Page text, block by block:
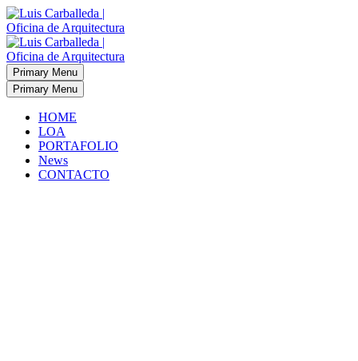
Primary Menu
Primary Menu
HOME
LOA
PORTAFOLIO
News
CONTACTO